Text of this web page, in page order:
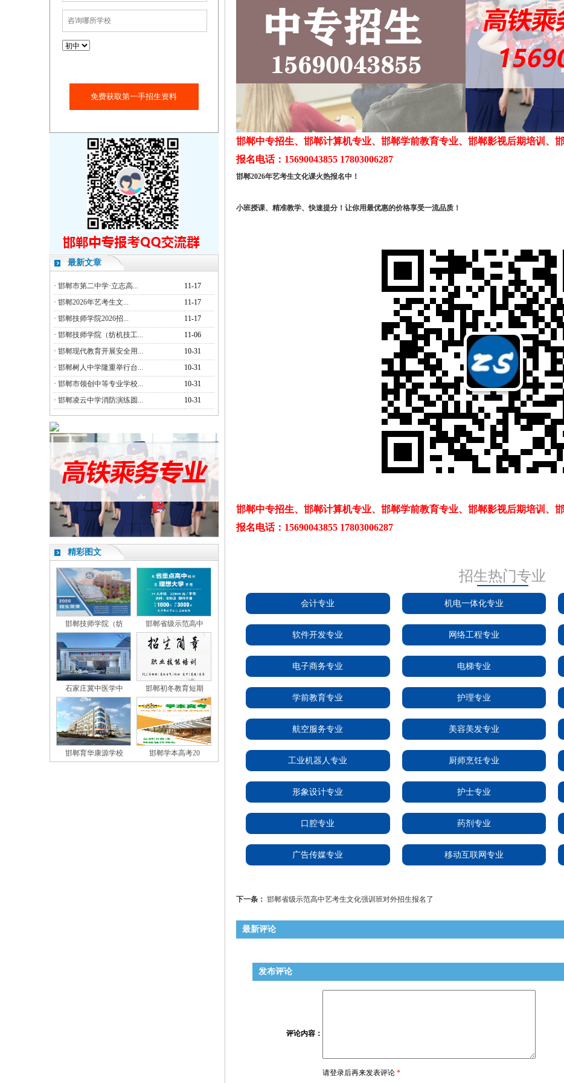
免费获取第一手招生资料
最新文章
· 邯郸市第二中学·立志高...
11-17
· 邯郸2026年艺考生文...
11-17
· 邯郸技师学院2026招...
11-17
· 邯郸技师学院（纺机技工...
11-06
· 邯郸现代教育开展安全用...
10-31
· 邯郸树人中学隆重举行台...
10-31
· 邯郸市领创中等专业学校...
10-31
· 邯郸凌云中学消防演练圆... 10-31
精彩图文
邯郸技师学院（纺 邯郸省级示范高中
石家庄冀中医学中 邯郸初冬教育短期
邯郸育华康源学校 邯郸学本高考20
邯郸中专招生、邯郸计算机专业、邯郸学前教育专业、邯郸影视后期培训、
报名电话：15690043855 17803006287
邯郸2026年艺考生文化课火热报名中！
小班授课、精准教学、快速提分！让你用最优惠的价格享受一流品质！
邯郸中专招生、邯郸计算机专业、邯郸学前教育专业、邯郸影视后期培训、
报名电话：15690043855 17803006287
招生热门专业
会计专业 机电一体化专业
软件开发专业 网络工程专业
电子商务专业 电梯专业
学前教育专业 护理专业
航空服务专业 美容美发专业
工业机器人专业 厨师烹饪专业
形象设计专业 护士专业
口腔专业 药剂专业
广告传媒专业 移动互联网专业
下一条： 邯郸省级示范高中艺考生文化强训班对外招生报名了
最新评论
发布评论
评论内容：
请登录后再来发表评论 *